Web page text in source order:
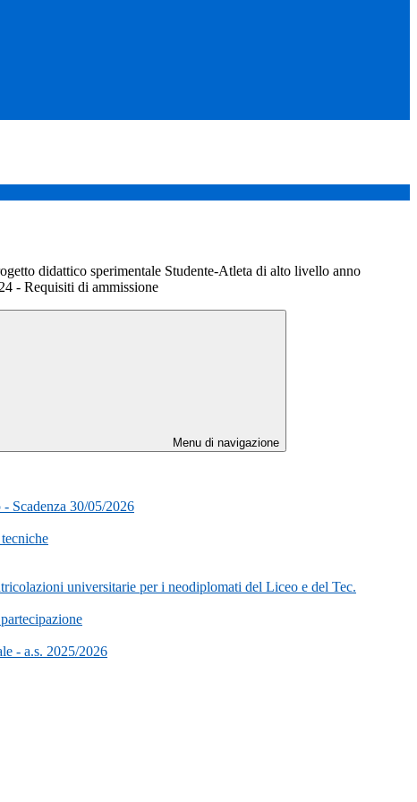
didattico sperimentale Studente-Atleta di alto livello anno
- Requisiti di ammissione
Menu di navigazione
Scadenza 30/05/2026
universitarie per i neodiplomati del Liceo e del Tec.
- a.s. 2025/2026